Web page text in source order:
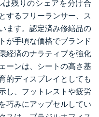
残りのシェアを分け合
するフリーランサー、ス
ます。認定済み修繕品の
が手頃な価格でブランド
経済のナラティブを強化
ーンは、シートの高さ基
的ディスプレイとしても
し、フットレストや疲労
巧みにアップセルしてい